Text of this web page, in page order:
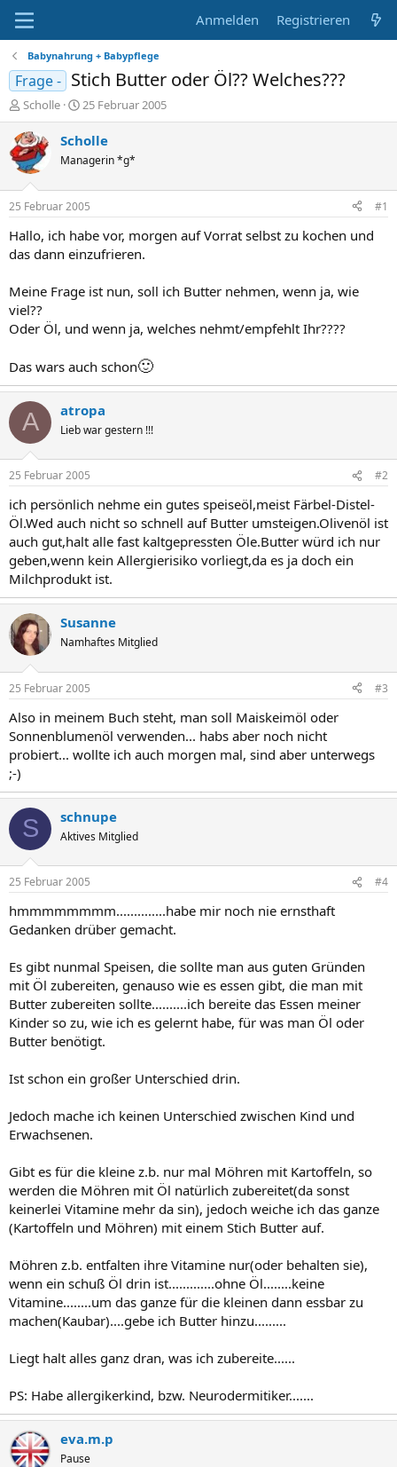
Anmelden Registrieren
Babynahrung + Babypflege
Frage - Stich Butter oder Öl?? Welches???
E
r
s
t
e
e
r
Scholle
E
r
s
e
l
t
a
25 Februar 2005
Scholle
Managerin *g*
25 Februar 2005 #1
Hallo, ich habe vor, morgen auf Vorrat selbst zu kochen und
das dann einzufrieren.
Meine Frage ist nun, soll ich Butter nehmen, wenn ja, wie
viel??
Oder Öl, und wenn ja, welches nehmt/empfehlt Ihr????
Das wars auch schon🙂
A atropa
Lieb war gestern !!!
25 Februar 2005 #2
ich persönlich nehme ein gutes speiseöl,meist Färbel-Distel-
Öl.Wed auch nicht so schnell auf Butter umsteigen.Olivenöl ist
auch gut,halt alle fast kaltgepressten Öle.Butter würd ich nur
geben,wenn kein Allergierisiko vorliegt,da es ja doch ein
Milchprodukt ist.
Susanne
Namhaftes Mitglied
25 Februar 2005 #3
Also in meinem Buch steht, man soll Maiskeimöl oder
Sonnenblumenöl verwenden... habs aber noch nicht
probiert... wollte ich auch morgen mal, sind aber unterwegs
;-)
S schnupe
Aktives Mitglied
25 Februar 2005 #4
hmmmmmmmm..............habe mir noch nie ernsthaft
Gedanken drüber gemacht.
Es gibt nunmal Speisen, die sollte man aus guten Gründen
mit Öl zubereiten, genauso wie es essen gibt, die man mit
Butter zubereiten sollte..........ich bereite das Essen meiner
Kinder so zu, wie ich es gelernt habe, für was man Öl oder
Butter benötigt.
Ist schon ein großer Unterschied drin.
Jedoch mache ich keinen Unterschied zwischen Kind und
Erwachsenen.
Gibt es für die kleine z.b. nur mal Möhren mit Kartoffeln, so
werden die Möhren mit Öl natürlich zubereitet(da sonst
keinerlei Vitamine mehr da sin), jedoch weiche ich das ganze
(Kartoffeln und Möhren) mit einem Stich Butter auf.
Möhren z.b. entfalten ihre Vitamine nur(oder behalten sie),
wenn ein schuß Öl drin ist.............ohne Öl........keine
Vitamine........um das ganze für die kleinen dann essbar zu
machen(Kaubar)....gebe ich Butter hinzu.........
Liegt halt alles ganz dran, was ich zubereite......
PS: Habe allergikerkind, bzw. Neurodermitiker.......
eva.m.p
Pause